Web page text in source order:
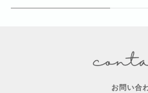
お問い合